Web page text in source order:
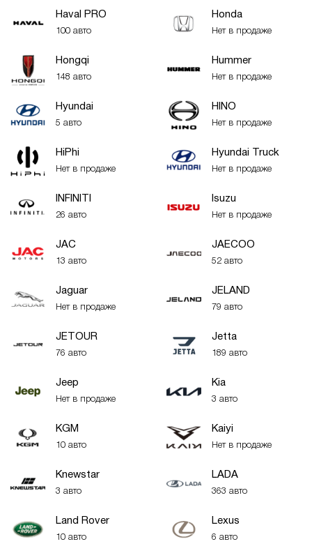
Haval PRO
100 авто
Honda
Нет в продаже
Hongqi
148 авто
Hummer
Нет в продаже
Hyundai
5 авто
HINO
Нет в продаже
HiPhi
Нет в продаже
Hyundai Truck
Нет в продаже
INFINITI
26 авто
Isuzu
Нет в продаже
JAC
13 авто
JAECOO
52 авто
Jaguar
Нет в продаже
JELAND
79 авто
JETOUR
76 авто
Jetta
189 авто
Jeep
Нет в продаже
Kia
3 авто
KGM
10 авто
Kaiyi
Нет в продаже
Knewstar
3 авто
LADA
363 авто
Land Rover
10 авто
Lexus
6 авто